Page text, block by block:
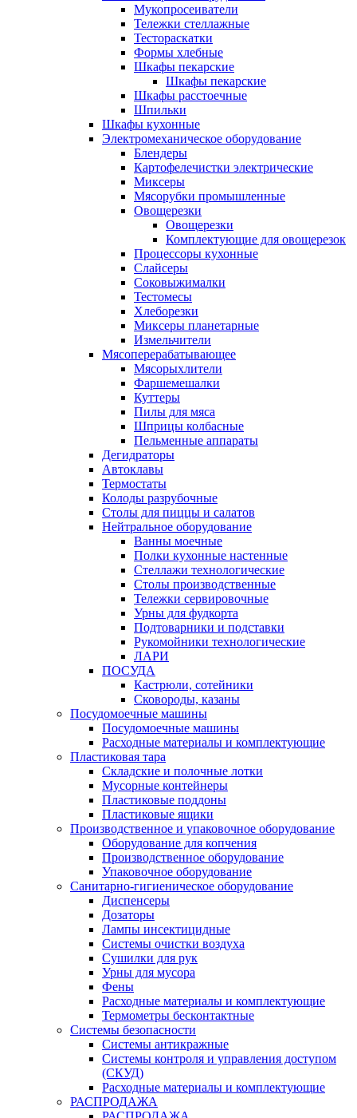
Мукопросеиватели
Тележки стеллажные
Тестораскатки
Формы хлебные
Шкафы пекарские
Шкафы пекарские
Шкафы расстоечные
Шпильки
Шкафы кухонные
Электромеханическое оборудование
Блендеры
Картофелечистки электрические
Миксеры
Мясорубки промышленные
Овощерезки
Овощерезки
Комплектующие для овощерезок
Процессоры кухонные
Слайсеры
Соковыжималки
Тестомесы
Хлеборезки
Миксеры планетарные
Измельчители
Мясоперерабатывающее
Мясорыхлители
Фаршемешалки
Куттеры
Пилы для мяса
Шприцы колбасные
Пельменные аппараты
Дегидраторы
Автоклавы
Термостаты
Колоды разрубочные
Столы для пиццы и салатов
Нейтральное оборудование
Ванны моечные
Полки кухонные настенные
Стеллажи технологические
Столы производственные
Тележки сервировочные
Урны для фудкорта
Подтоварники и подставки
Рукомойники технологические
ЛАРИ
ПОСУДА
Кастрюли, сотейники
Сковороды, казаны
Посудомоечные машины
Посудомоечные машины
Расходные материалы и комплектующие
Пластиковая тара
Складские и полочные лотки
Мусорные контейнеры
Пластиковые поддоны
Пластиковые ящики
Производственное и упаковочное оборудование
Оборудование для копчения
Производственное оборудование
Упаковочное оборудование
Санитарно-гигиеническое оборудование
Диспенсеры
Дозаторы
Лампы инсектицидные
Системы очистки воздуха
Сушилки для рук
Урны для мусора
Фены
Расходные материалы и комплектующие
Термометры бесконтактные
Системы безопасности
Системы антикражные
Системы контроля и управления доступом
(СКУД)
Расходные материалы и комплектующие
РАСПРОДАЖА